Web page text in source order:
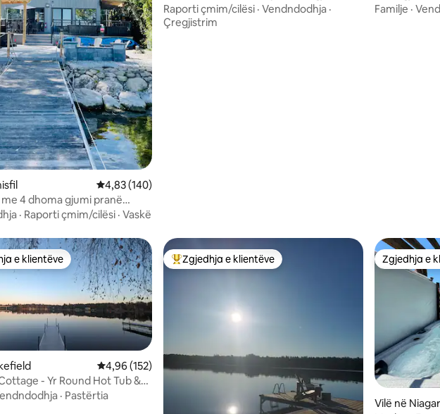
Vlerësimi mesatar 4,83 nga 5, 140 vlerësime
4,83 (140)
4 dhoma gjumi pranë
· Raporti çmim/cilësi · Vaskë
lumë!
Raporti çmim/cilësi · Vendndodhja ·
Çregjistrim
Familje ·
5, 365 vlerësime
e zgjedhjeve të klientëve
e klientëve
Vlerësimi mesatar 4,96 nga 5, 152 vlerësime
4,96 (152)
- Yr Round Hot Tub &
· Pastërtia
Më të mirat e zgjedhjeve të klientëve
Zgjedhja e klientëve Zgjedhja e
Zgjedhja e
Vilë në